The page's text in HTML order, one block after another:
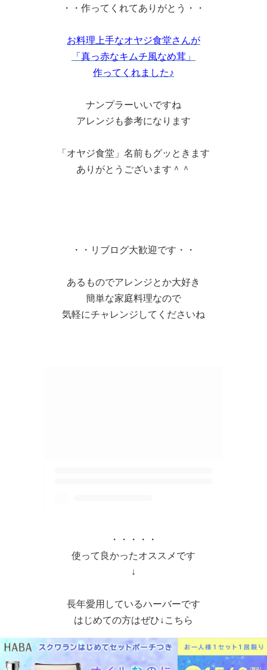
・・作ってくれてありがとう・・
お料理上手なオヤジ食堂さんが
「真っ赤なキムチ風なめ茸」
作ってくれました♪
ナンプラーいいですね
アレンジも参考になります
「オヤジ食堂」名前もグッときます
ありがとうございます＾＾
・・リブログ大歓迎です・・
あるものでアレンジとか大好き
簡単な家庭料理なので
気軽にチャレンジしてくださいね
・・・・・
使って良かったオススメです
↓
長年愛用しているハーバーです
はじめての方はぜひ↓こちら